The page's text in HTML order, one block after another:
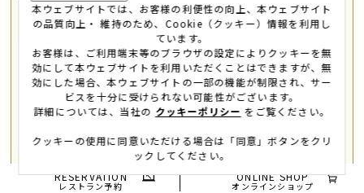
パティスリー キハチ 東京ギフトパ
レット
パティスリー キハチ 東大島
キハチ オンラインショップ
RESERVATION
レストラン予約
ONLINE SHOP
オンラインショップ
本ウェブサイトでは、お客様の利便性の向上、本ウェブサイト
の品質向上・ 維持のため、Cookie（クッキー）情報を利用し
ています。
お客様は、ご利用端末等のブラウザの設定によりクッキーを無
効にして本ウェブサイトを利用いただくことはできますが、無
効にした場合、本ウェブサイトの一部の機能が制限され、サー
ビスを十分に受けられない可能性がございます。
詳細については、当社の クッキーポリシー をご覧ください。
クッキーの使用に同意いただける場合は「同意」ボタンをクリ
ックしてください。